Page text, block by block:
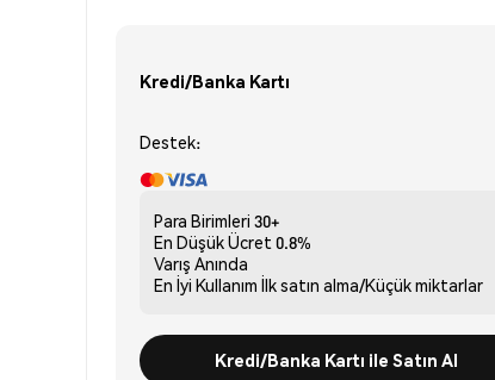
Kredi/Banka Kartı
Destek:
Para Birimleri 30+
En Düşük Ücret 0.8%
Varış Anında
En İyi Kullanım İlk satın alma/Küçük miktarlar
Kredi/Banka Kartı ile Satın Al